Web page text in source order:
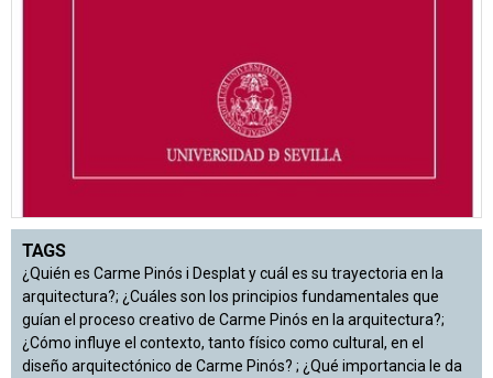
TAGS
¿Quién es Carme Pinós i Desplat y cuál es su trayectoria en la
arquitectura?; ¿Cuáles son los principios fundamentales que
guían el proceso creativo de Carme Pinós en la arquitectura?;
¿Cómo influye el contexto, tanto físico como cultural, en el
diseño arquitectónico de Carme Pinós? ; ¿Qué importancia le da